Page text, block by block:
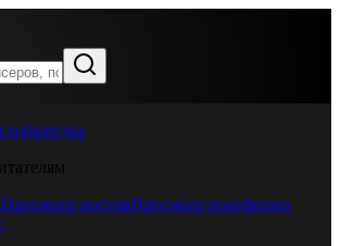
Просмотр постовПросмотр портфолио